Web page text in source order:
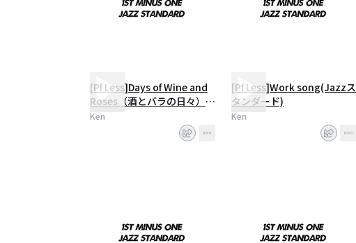
[Pf Less]Days of Wine and
Roses（酒とバラの日々）
（Jazzスタンダード）
Ken
[Pf Less]Work song(Jazzス
タンダード)
Ken